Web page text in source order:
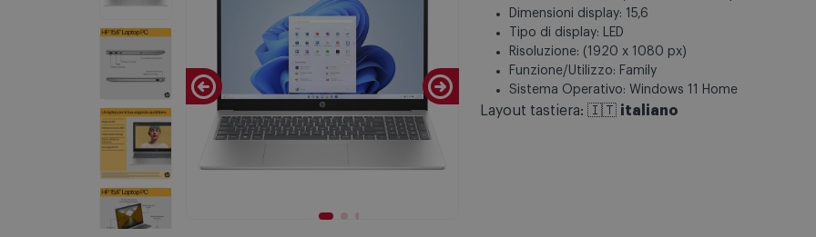
Dimensioni display: 15,6
Tipo di display: LED
Risoluzione: (1920 x 1080 px)
Funzione/Utilizzo: Family
Sistema Operativo: Windows 11 Home
Layout tastiera: 🇮🇹 italiano